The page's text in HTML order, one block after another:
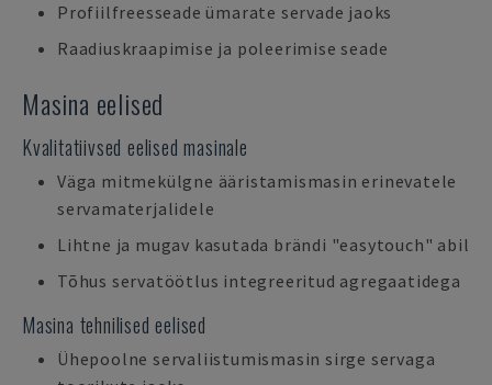
Profiilfreesseade ümarate servade jaoks
Raadiuskraapimise ja poleerimise seade
Masina eelised
Kvalitatiivsed eelised masinale
Väga mitmekülgne ääristamismasin erinevatele
servamaterjalidele
Lihtne ja mugav kasutada brändi "easytouch" abil
Tõhus servatöötlus integreeritud agregaatidega
Masina tehnilised eelised
Ühepoolne servaliistumismasin sirge servaga